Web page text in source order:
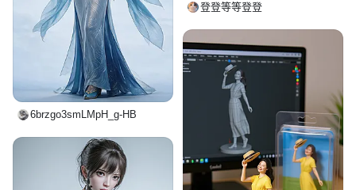
登登等等登登
6brzgo3smLMpH_g-HB